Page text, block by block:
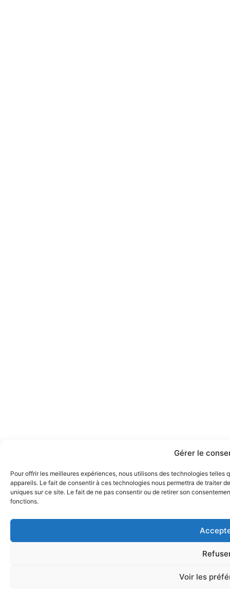
Gérer le
Pour offrir les meilleures expériences, nous utilisons des technologies
appareils. Le fait de consentir à ces technologies nous permettra de traiter
uniques sur ce site. Le fait de ne pas consentir ou de retirer son
fonctions.
Voir les